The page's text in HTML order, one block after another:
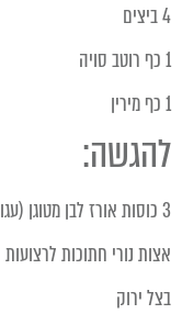
4 ביצים
1 כף רוטב סויה
1 כף מירין
להגשה:
3 כוסות אורז לבן מטוגן (עגול או כל אורז אחר שאתם מעדיפים)
אצות נורי חתוכות לרצועות
בצל ירוק